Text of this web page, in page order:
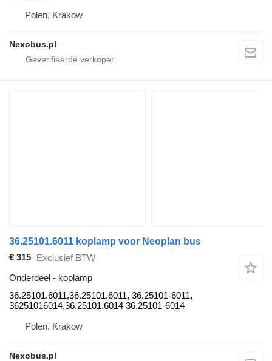
Polen, Krakow
Nexobus.pl
36.25101.6011 koplamp voor Neoplan bus
€ 315 Exclusief BTW
Onderdeel - koplamp
36.25101.6011,36.25101.6011, 36.25101-6011,
36251016014,36.25101.6014 36.25101-6014
Polen, Krakow
Nexobus.pl